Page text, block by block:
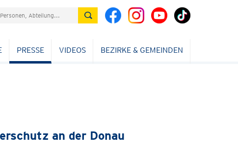
PRESSE VIDEOS BEZIRKE & GEMEINDEN
an der Donau